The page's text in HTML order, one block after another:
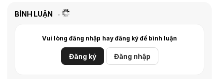
BÌNH LUẬN
Vui lòng đăng nhập hay đăng ký để bình luận
Đăng ký Đăng nhập